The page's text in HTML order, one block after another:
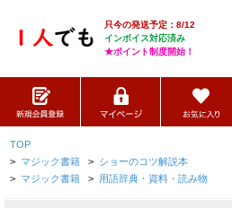
只今の発送予定：8/12
インボイス対応済み
★ポイント制度開始！
TOP
> マジック書籍 > ショーのコツ解説本
> マジック書籍 > 用語辞典・資料・読み物